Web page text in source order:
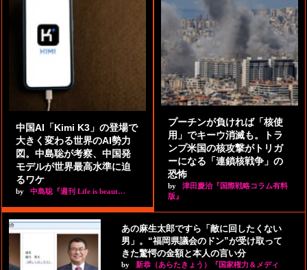
中国AI「Kimi K3」の登場で
大きく変わる世界のAI勢力
図。中島聡が考察、中国発
モデルが世界最高水準に迫
るワケ
by 中島聡『週刊 Life is beaut…
プーチンが負ければ「核使
用」でキーウ消滅も。トラ
ンプ米国の核攻撃がトリガ
ーになる「連鎖核戦争」の
恐怖
by
津田慶治『国際戦略コラム有料
版』
あの麻生太郎ですら「敵に回したくない
男」。“福岡県議会のドン”が受け取って
きた驚愕の金額と本人の言い分
by
新恭（あらたきょう）『国家権力＆メディ